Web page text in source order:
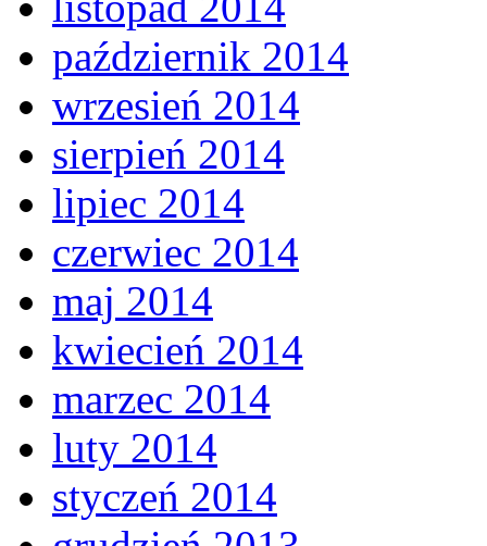
październik 2014
wrzesień 2014
sierpień 2014
lipiec 2014
czerwiec 2014
maj 2014
kwiecień 2014
marzec 2014
luty 2014
styczeń 2014